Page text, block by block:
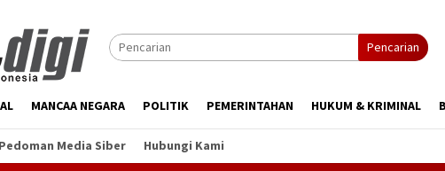
Pencarian
MANCAA NEGARA POLITIK PEMERINTAHAN HUKUM & KRIMINAL
Pedoman Media Siber Hubungi Kami